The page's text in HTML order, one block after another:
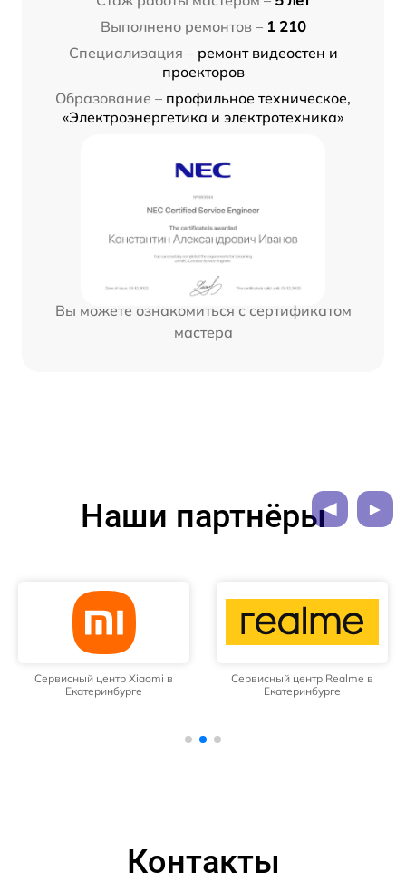
Выполнено ремонтов – 1 210
Специализация – ремонт видеостен и
проекторов
Образование – профильное техническое,
«Электроэнергетика и электротехника»
Вы можете ознакомиться с сертификатом
мастера
Наши партнёры
Сервисный центр Xiaomi в
Екатеринбурге
Сервисный центр Realme в
Екатеринбурге
Контакты